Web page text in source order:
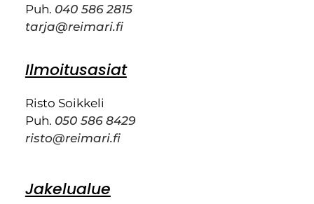
Puh. 040 586 2815
tarja@reimari.fi
Ilmoitusasiat
Risto Soikkeli
Puh. 050 586 8429
risto@reimari.fi
Jakelualue